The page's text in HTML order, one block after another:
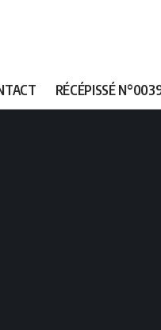
RÉCÉPISSÉ